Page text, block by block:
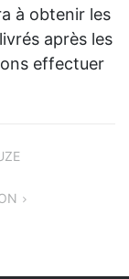
à obtenir les
après les
effectuer